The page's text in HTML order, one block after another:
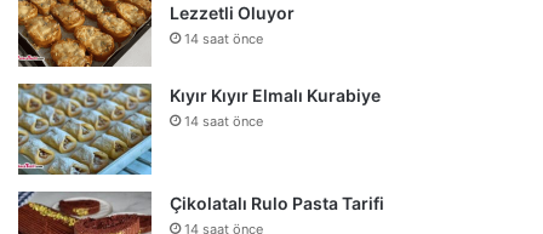
Lezzetli Oluyor
14 saat önce
Kıyır Kıyır Elmalı Kurabiye
14 saat önce
Çikolatalı Rulo Pasta Tarifi
14 saat önce